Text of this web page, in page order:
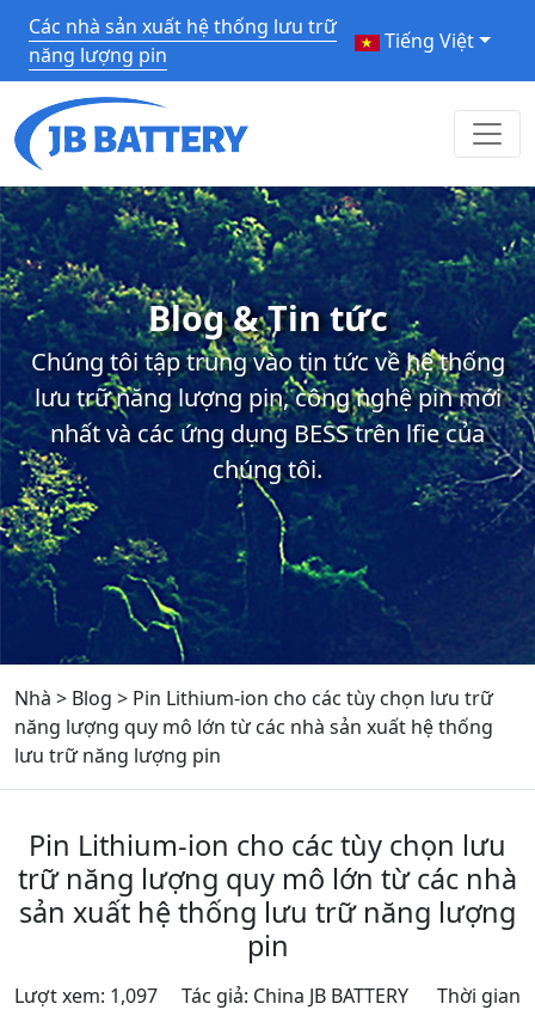
Các nhà sản xuất hệ thống lưu trữ
năng lượng pin
Tiếng Việt
Blog & Tin tức
Chúng tôi tập trung vào tin tức về hệ thống
lưu trữ năng lượng pin, công nghệ pin mới
nhất và các ứng dụng BESS trên lfie của
chúng tôi.
Nhà > Blog > Pin Lithium-ion cho các tùy chọn lưu trữ
năng lượng quy mô lớn từ các nhà sản xuất hệ thống
lưu trữ năng lượng pin
Pin Lithium-ion cho các tùy chọn lưu
trữ năng lượng quy mô lớn từ các nhà
sản xuất hệ thống lưu trữ năng lượng
pin
Lượt xem: 1,097 Tác giả: China JB BATTERY Thời gian